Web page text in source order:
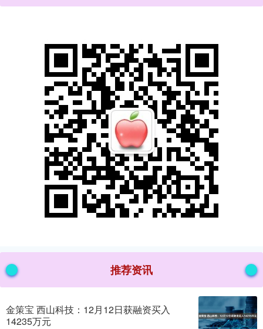
推荐资讯
金策宝 西山科技：12月12日获融资买入
14235万元